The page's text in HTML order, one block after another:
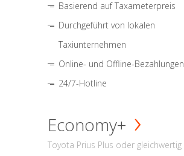
Basierend auf Taxameterpreis
Durchgeführt von lokalen
Taxiunternehmen
Online- und Offline-Bezahlungen
24/7-Hotline
Economy+
Toyota Prius Plus oder gleichwertig